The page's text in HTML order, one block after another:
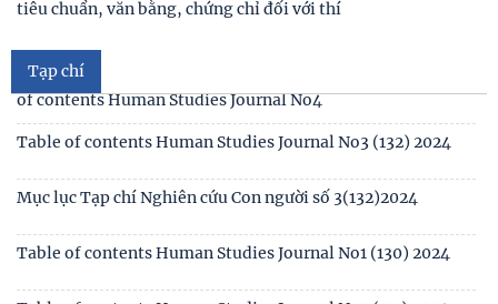
Thông báo kết quả kiểm tra điều kiện, tiêu chuẩn, văn
Thông báo 2773/TB-KHXH về Kết quả kiểm tra điều kiện,
tiêu chuẩn, văn bằng, chứng chỉ đối với thí
of contents Human Studies Journal No6
Mục lục tạp chí Nghiên cứu Con người số 5 (134) 2024 /Table
of contents Human Studies Journal No5
of contents Human Studies Journal No4
Table of contents Human Studies Journal No3 (132) 2024
Mục lục Tạp chí Nghiên cứu Con người số 3(132)2024